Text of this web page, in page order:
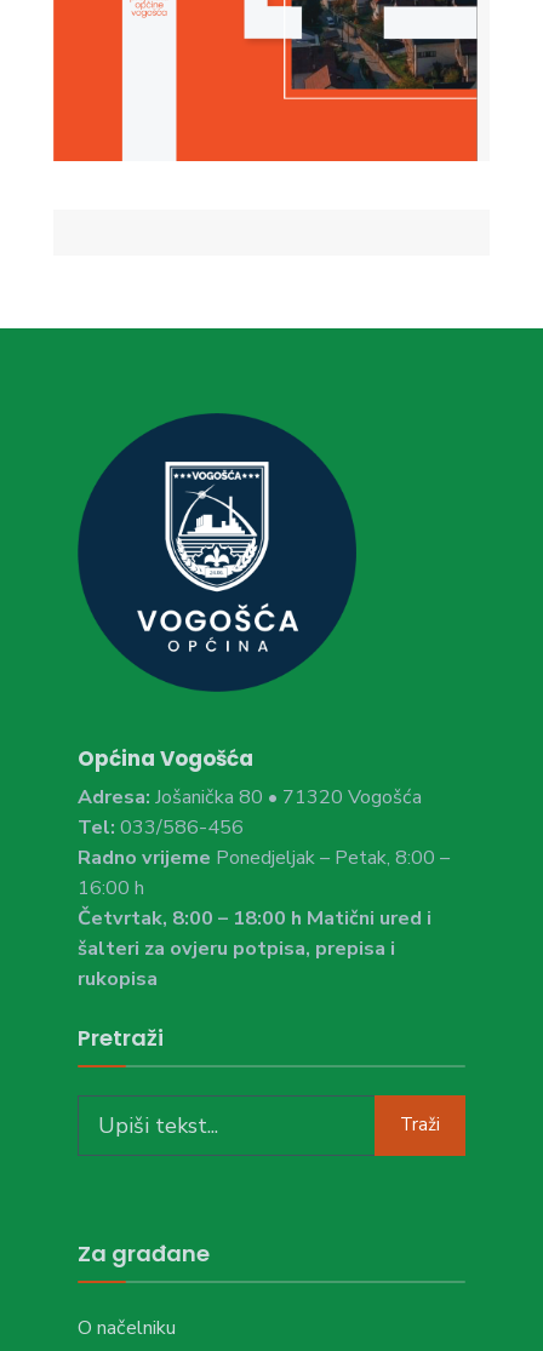
Općina Vogošća
Adresa: Jošanička 80 • 71320 Vogošća
Tel: 033/586-456
Radno vrijeme Ponedjeljak – Petak, 8:00 –
16:00 h
Četvrtak, 8:00 – 18:00 h Matični ured i
šalteri za ovjeru potpisa, prepisa i
rukopisa
Pretraži
for:
Traži
Za građane
O načelniku